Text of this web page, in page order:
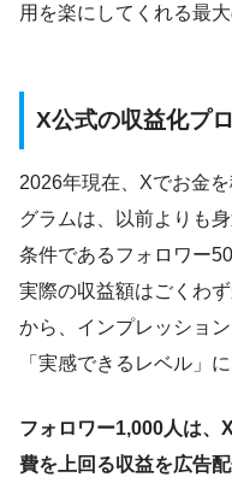
用を楽にしてくれる最
X公式の収益化プ
2026年現在、Xでお金
グラムは、以前よりも
条件であるフォロワー
実際の収益額はごくわ
から、インプレッショ
「実感できるレベル」
フォロワー1,000人は、
費を上回る収益を広告